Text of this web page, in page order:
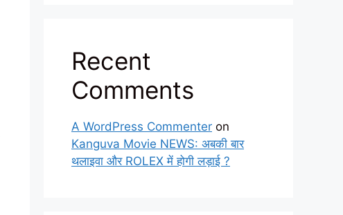
Recent
Comments
A WordPress Commenter on
Kanguva Movie NEWS: अबकी बार
थलाइवा और ROLEX में होगी लड़ाई ?